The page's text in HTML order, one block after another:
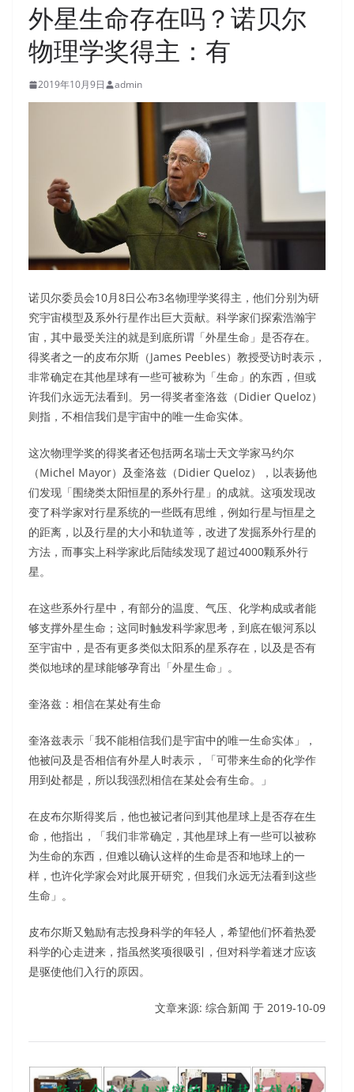
外星生命存在吗？诺贝尔
物理学奖得主：有
2019年10月9日 admin
诺贝尔委员会10月8日公布3名物理学奖得主，他们分别为研
究宇宙模型及系外行星作出巨大贡献。科学家们探索浩瀚宇
宙，其中最受关注的就是到底所谓「外星生命」是否存在。
得奖者之一的皮布尔斯（James Peebles）教授受访时表示，
非常确定在其他星球有一些可被称为「生命」的东西，但或
许我们永远无法看到。另一得奖者奎洛兹（Didier Queloz）
则指，不相信我们是宇宙中的唯一生命实体。
这次物理学奖的得奖者还包括两名瑞士天文学家马约尔
（Michel Mayor）及奎洛兹（Didier Queloz），以表扬他
们发现「围绕类太阳恒星的系外行星」的成就。这项发现改
变了科学家对行星系统的一些既有思维，例如行星与恒星之
的距离，以及行星的大小和轨道等，改进了发掘系外行星的
方法，而事实上科学家此后陆续发现了超过4000颗系外行
星。
在这些系外行星中，有部分的温度、气压、化学构成或者能
够支撑外星生命；这同时触发科学家思考，到底在银河系以
至宇宙中，是否有更多类似太阳系的星系存在，以及是否有
类似地球的星球能够孕育出「外星生命」。
奎洛兹：相信在某处有生命
奎洛兹表示「我不能相信我们是宇宙中的唯一生命实体」，
他被问及是否相信有外星人时表示，「可带来生命的化学作
用到处都是，所以我强烈相信在某处会有生命。」
在皮布尔斯得奖后，他也被记者问到其他星球上是否存在生
命，他指出，「我们非常确定，其他星球上有一些可以被称
为生命的东西，但难以确认这样的生命是否和地球上的一
样，也许化学家会对此展开研究，但我们永远无法看到这些
生命」。
皮布尔斯又勉励有志投身科学的年轻人，希望他们怀着热爱
科学的心走进来，指虽然奖项很吸引，但对科学着迷才应该
是驱使他们入行的原因。
文章来源: 综合新闻 于 2019-10-09